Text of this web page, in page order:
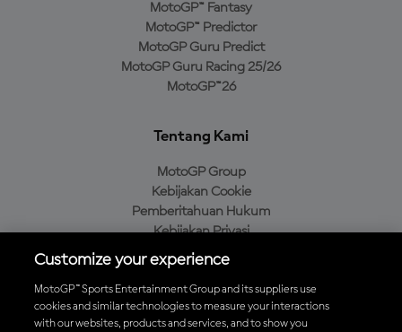
MotoGP™ Fantasy
MotoGP™ Predictor
MotoGP Guru Predict
MotoGP Guru Racing 25/26
MotoGP™26
Tentang Kami
MotoGP Group
Kebijakan Cookie
Pemberitahuan Hukum
Kebijakan Privasi
Kebijakan Pembelian
Unduh Aplikasi Resmi MotoGP™
Customize your experience
MotoGP™ Sports Entertainment Group and its suppliers use
cookies and similar technologies to measure your interactions
with our websites, products and services, and to show you